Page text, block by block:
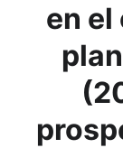
en el